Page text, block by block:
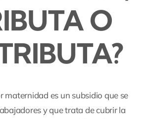
O
maternidad es un subsidio que se
y que trata de cubrir la